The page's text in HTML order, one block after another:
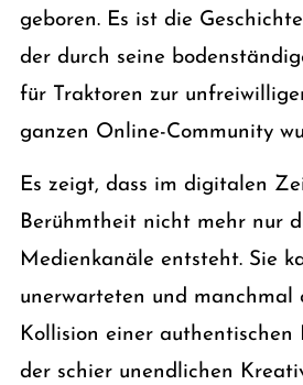
geboren. Es ist die
der durch seine
für Traktoren zur
ganzen Online-Community
Es zeigt, dass im digitalen
Berühmtheit nicht mehr nur
Medienkanäle entsteht. Sie
unerwarteten und manchmal
Kollision einer authentischen
der schier unendlichen